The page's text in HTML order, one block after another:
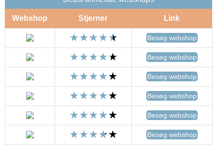
Webshop Stjerner Link
Besøg webshop
Besøg webshop
Besøg webshop
Besøg webshop
Besøg webshop
Besøg webshop